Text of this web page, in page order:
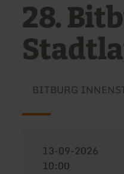
28.
BITBURG
13-09-2026
10:00